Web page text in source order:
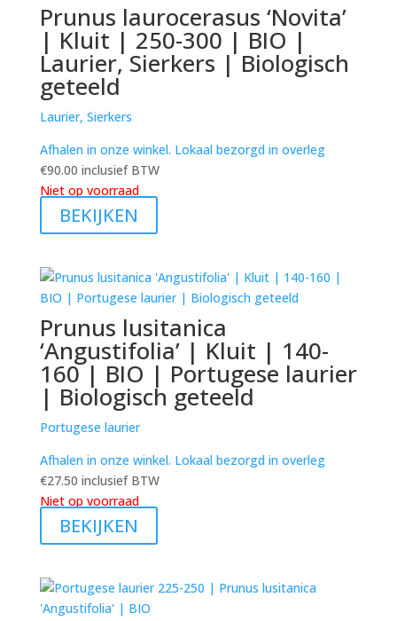
Prunus laurocerasus ‘Novita’
| Kluit | 250-300 | BIO |
Laurier, Sierkers | Biologisch
geteeld
Laurier, Sierkers
Afhalen in onze winkel. Lokaal bezorgd in overleg
€90.00 inclusief BTW
Niet op voorraad
BEKIJKEN
Prunus lusitanica
‘Angustifolia’ | Kluit | 140-
160 | BIO | Portugese laurier
| Biologisch geteeld
Portugese laurier
Afhalen in onze winkel. Lokaal bezorgd in overleg
€27.50 inclusief BTW
Niet op voorraad
BEKIJKEN